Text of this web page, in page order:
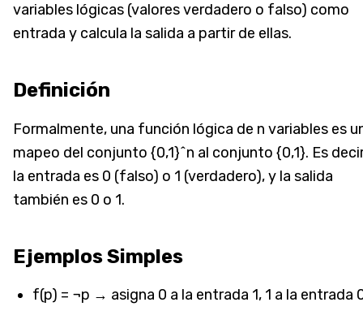
variables lógicas (valores verdadero o falso) como
entrada y calcula la salida a partir de ellas.
Definición
Formalmente, una función lógica de n variables es
mapeo del conjunto {0,1}^n al conjunto {0,1}. Es
la entrada es 0 (falso) o 1 (verdadero), y la salida
también es 0 o 1.
Ejemplos Simples
f(p) = ¬p → asigna 0 a la entrada 1, 1 a la entrada